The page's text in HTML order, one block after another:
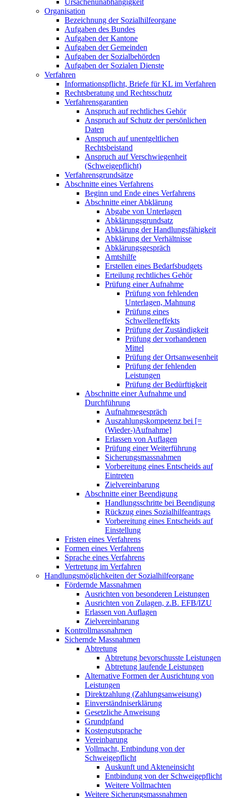
Organisation
Bezeichnung der Sozialhilfeorgane
Aufgaben des Bundes
Aufgaben der Kantone
Aufgaben der Gemeinden
Aufgaben der Sozialbehörden
Aufgaben der Sozialen Dienste
Verfahren
Informationspflicht, Briefe für KL im Verfahren
Rechtsberatung und Rechtsschutz
Verfahrensgarantien
Anspruch auf rechtliches Gehör
Anspruch auf Schutz der persönlichen
Daten
Anspruch auf unentgeltlichen
Rechtsbeistand
Anspruch auf Verschwiegenheit
(Schweigepflicht)
Verfahrensgrundsätze
Abschnitte eines Verfahrens
Beginn und Ende eines Verfahrens
Abschnitte einer Abklärung
Abgabe von Unterlagen
Abklärungsgrundsatz
Abklärung der Handlungsfähigkeit
Abklärung der Verhältnisse
Abklärungsgespräch
Amtshilfe
Erstellen eines Bedarfsbudgets
Erteilung rechtliches Gehör
Prüfung einer Aufnahme
Prüfung von fehlenden
Unterlagen, Mahnung
Prüfung eines
Schwelleneffekts
Prüfung der Zuständigkeit
Prüfung der vorhandenen
Mittel
Prüfung der Ortsanwesenheit
Prüfung der fehlenden
Leistungen
Prüfung der Bedürftigkeit
Abschnitte einer Aufnahme und
Durchführung
Aufnahmegespräch
Auszahlungskompetenz bei [=
(Wieder-)Aufnahme]
Erlassen von Auflagen
Prüfung einer Weiterführung
Sicherungsmassnahmen
Vorbereitung eines Entscheids auf
Eintreten
Zielvereinbarung
Abschnitte einer Beendigung
Handlungsschritte bei Beendigung
Rückzug eines Sozialhilfeantrags
Vorbereitung eines Entscheids auf
Einstellung
Fristen eines Verfahrens
Formen eines Verfahrens
Sprache eines Verfahrens
Vertretung im Verfahren
Handlungsmöglichkeiten der Sozialhilfeorgane
Fördernde Massnahmen
Ausrichten von besonderen Leistungen
Ausrichten von Zulagen, z.B. EFB/IZU
Erlassen von Auflagen
Zielvereinbarung
Kontrollmassnahmen
Sichernde Massnahmen
Abtretung
Abtretung bevorschusste Leistungen
Abtretung laufende Leistungen
Alternative Formen der Ausrichtung von
Leistungen
Direktzahlung (Zahlungsanweisung)
Einverständniserklärung
Gesetzliche Anweisung
Grundpfand
Kostengutsprache
Vereinbarung
Vollmacht, Entbindung von der
Schweigepflicht
Auskunft und Akteneinsicht
Entbindung von der Schweigepflicht
Weitere Vollmachten
Weitere Sicherungsmassnahmen